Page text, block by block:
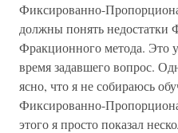
Фиксированно-
должны понять недостатки
Фракционного метода. Это
время задавшего вопрос.
ясно, что я не собираюсь
Фиксированно-
этого я просто показал